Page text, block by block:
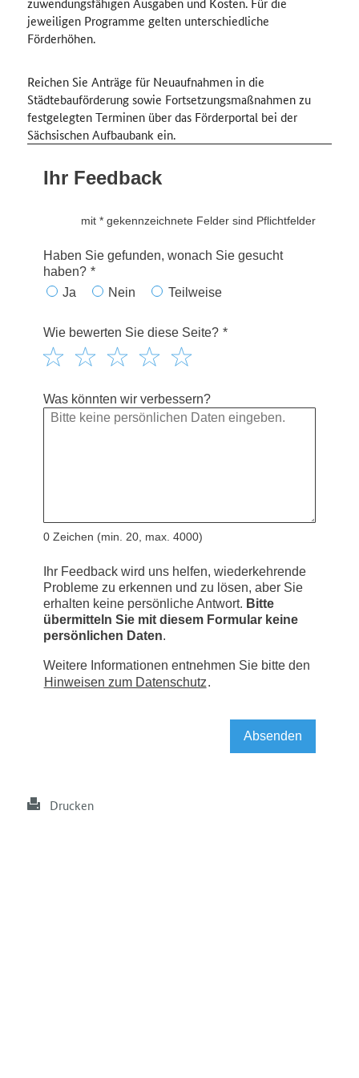
jeweiligen Programme gelten unterschiedliche
Förderhöhen.
Reichen Sie Anträge für Neuaufnahmen in die
Städtebauförderung sowie Fortsetzungsmaßnahmen zu
festgelegten Terminen über das Förderportal bei der
Sächsischen Aufbaubank ein.
Drucken